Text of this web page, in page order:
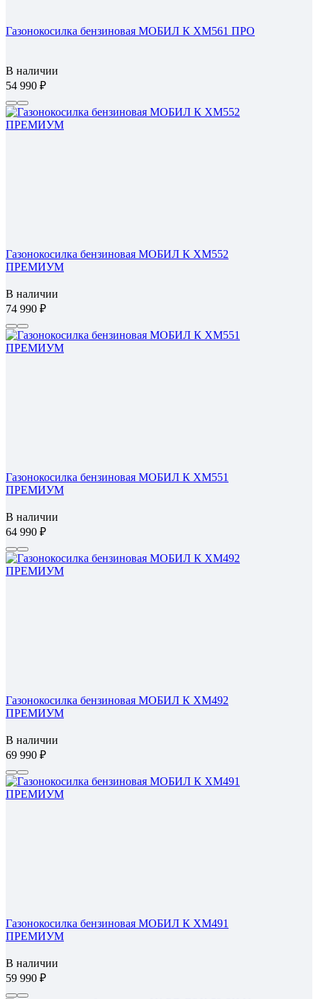
Газонокосилка бензиновая МОБИЛ К XM561 ПРО
В наличии
54 990
Газонокосилка бензиновая МОБИЛ К XM552
ПРЕМИУМ
В наличии
74 990
Газонокосилка бензиновая МОБИЛ К XM551
ПРЕМИУМ
В наличии
64 990
Газонокосилка бензиновая МОБИЛ К XM492
ПРЕМИУМ
В наличии
69 990
Газонокосилка бензиновая МОБИЛ К XM491
ПРЕМИУМ
В наличии
59 990